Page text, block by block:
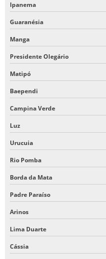
Ipanema
Guaranésia
Manga
Presidente Olegário
Matipó
Baependi
Campina Verde
Luz
Urucuia
Rio Pomba
Borda da Mata
Padre Paraíso
Arinos
Lima Duarte
Cássia